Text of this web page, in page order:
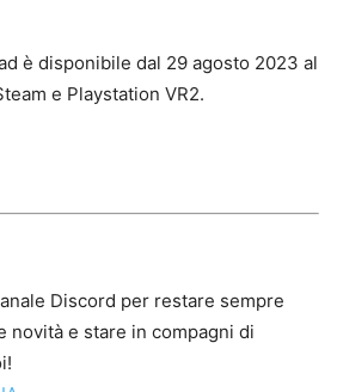
è disponibile dal 29 agosto 2023 al
e Playstation VR2.
Discord per restare sempre
novità e stare in compagni di